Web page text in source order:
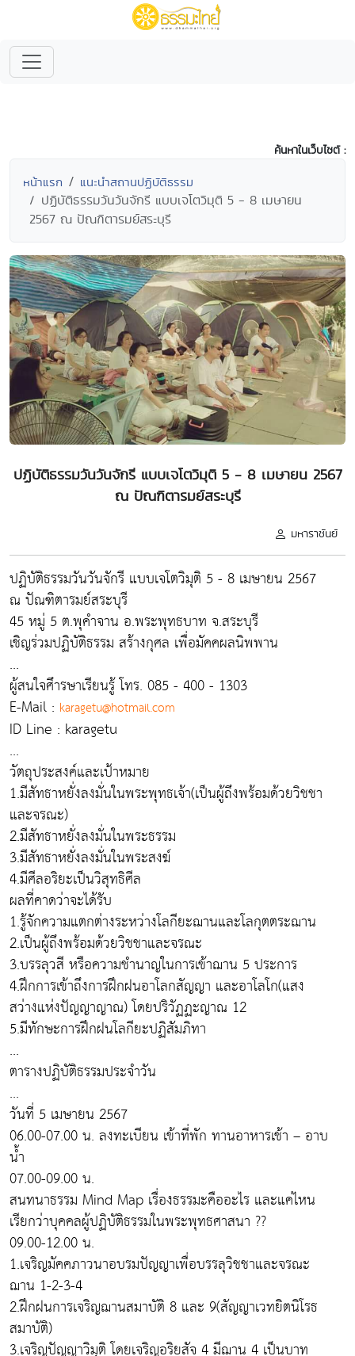
ค้นหาในเว็บไซต์ :
หน้าแรก แนะนำสถานปฏิบัติธรรม
ปฏิบัติธรรมวันวันจักรี แบบเจโตวิมุติ 5 - 8 เมษายน
2567 ณ ปัณฑิตารมย์สระบุรี
ปฏิบัติธรรมวันวันจักรี แบบเจโตวิมุติ 5 - 8 เมษายน 2567
ณ ปัณฑิตารมย์สระบุรี
มหาราชันย์
ปฏิบัติธรรมวันวันจักรี แบบเจโตวิมุติ 5 - 8 เมษายน 2567
ณ ปัณฑิตารมย์สระบุรี
45 หมู่ 5 ต.พุคำจาน อ.พระพุทธบาท จ.สระบุรี
เชิญร่วมปฏิบัติธรรม สร้างกุศล เพื่อมัคคผลนิพพาน
...
ผู้สนใจศึารษาเรียนรู้ โทร. 085 - 400 - 1303
E-Mail : karagetu@hotmail.com
ID Line : karagetu
...
วัตถุประสงค์และเป้าหมาย
1.มีสัทธาหยั่งลงมั่นในพระพุทธเจ้า(เป็นผู้ถึงพร้อมด้วยวิชชา
และจรณะ)
2.มีสัทธาหยั่งลงมั่นในพระธรรม
3.มีสัทธาหยั่งลงมั่นในพระสงฆ์
4.มีศีลอริยะเป็นวิสุทธิศีล
ผลที่คาดว่าจะได้รับ
1.รู้จักความแตกต่างระหว่างโลกียะฌานและโลกุตตระฌาน
2.เป็นผู้ถึงพร้อมด้วยวิชชาและจรณะ
3.บรรลุวสี หรือความชำนาญในการเข้าฌาน 5 ประการ
4.ฝึกการเข้าถึงการฝึกฝนอาโลกสัญญา และอาโลโก(แสง
สว่างแห่งปัญญาญาณ) โดยปริวัฏฏะญาณ 12
5.มีทักษะการฝึกฝนโลกียะปฏิสัมภิทา
...
ตารางปฏิบัติธรรมประจำวัน
...
วันที่ 5 เมษายน 2567
06.00-07.00 น. ลงทะเบียน เข้าที่พัก ทานอาหารเช้า – อาบ
น้ำ
07.00-09.00 น.
สนทนาธรรม Mind Map เรื่องธรรมะคืออะไร และแค่ไหน
เรียกว่าบุคคลผู้ปฏิบัติธรรมในพระพุทธศาสนา ??
09.00-12.00 น.
1.เจริญมัคคภาวนาอบรมปัญญาเพื่อบรรลุวิชชาและจรณะ
ฌาน 1-2-3-4
2.ฝึกฝนการเจริญฌานสมาบัติ 8 และ 9(สัญญาเวทยิตนิโรธ
สมาบัติ)
3.เจริญปัญญาวิมุติ โดยเจริญอริยสัจ 4 มีฌาน 4 เป็นบาท